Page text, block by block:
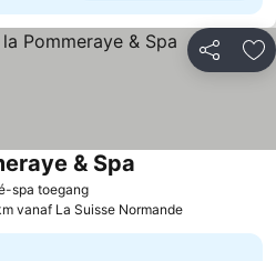
Delen
spa toegang
& Spa
vanaf La Suisse Normande